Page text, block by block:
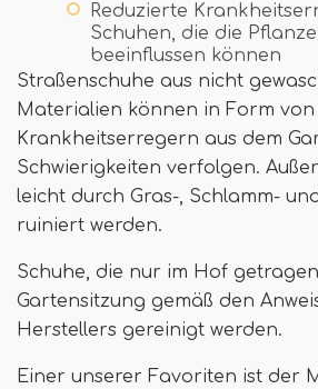
Reduzierte
Schuhen, die die
beeinflussen können
Straßenschuhe aus nicht
Materialien können in Form von
Krankheitserregern aus dem
Schwierigkeiten verfolgen.
leicht durch Gras-, Schlamm-
ruiniert werden.
Schuhe, die nur im Hof
Gartensitzung gemäß den
Herstellers gereinigt werden.
Einer unserer Favoriten ist der